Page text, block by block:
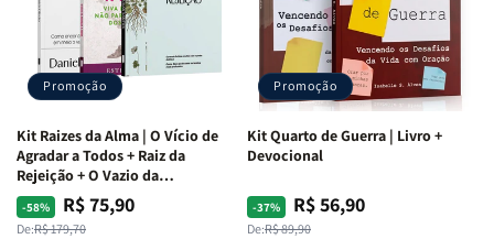
Promoção
Kit Raizes da Alma | O Vício de
Agradar a Todos + Raiz da
Rejeição + O Vazio da
Insatisfação.
-58%
Preço
normal
De:R$ 179,70
Preço
promocional
R$ 75,90
Promoção
Kit Quarto de Guerra | Livro +
Devocional
-37%
Preço
normal
De:R$ 89,90
Preço
promocional
R$ 56,90